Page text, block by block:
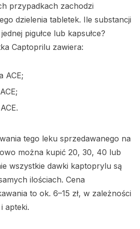
przypadkach zachodzi
dzielenia tabletek. Ile substancji
pigułce lub kapsułce?
Captoprilu zawiera:
ACE;
tego leku sprzedawanego na
można kupić 20, 30, 40 lub
wszystkie dawki kaptoprylu są
ilościach. Cena
to ok. 6–15 zł, w zależności
apteki.